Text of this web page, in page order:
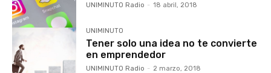
UNIMINUTO Radio - 18 abril, 2018
UNIMINUTO
Tener solo una idea no te convierte
en emprendedor
UNIMINUTO Radio - 2 marzo, 2018